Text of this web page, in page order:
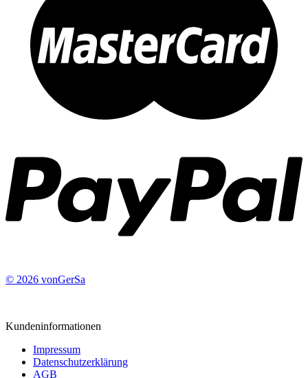
© 2026 vonGerSa
Kundeninformationen
Impressum
Datenschutzerklärung
AGB